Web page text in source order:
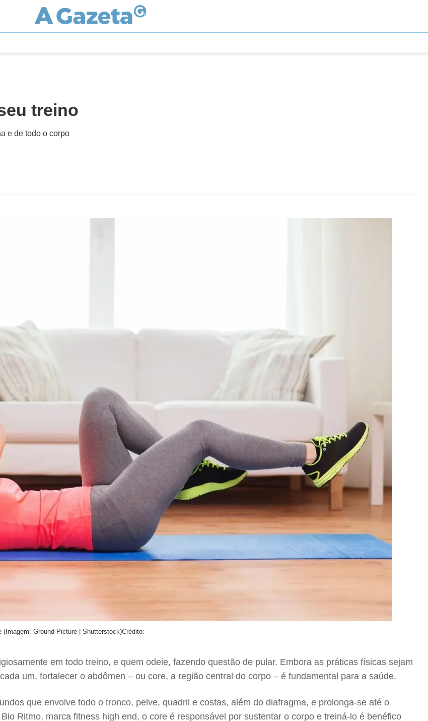
treino
e de todo o corpo
(Imagem: Ground Picture | Shutterstock)Crédito:
em todo treino, e quem odeie, fazendo questão de pular. Embora as práticas físicas sejam
um, fortalecer o abdômen – ou core, a região central do corpo – é fundamental para a saúde.
que envolve todo o tronco, pelve, quadril e costas, além do diafragma, e prolonga-se até o
Ritmo, marca fitness high end, o core é responsável por sustentar o corpo e treiná-lo é benéfico